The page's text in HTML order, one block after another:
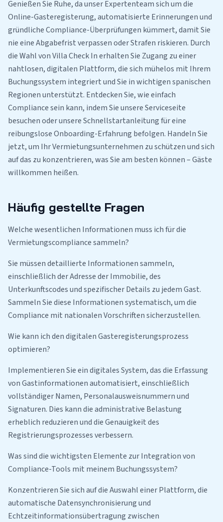
Genießen Sie Ruhe, da unser Expertenteam sich um die
Online-Gasteregisterung, automatisierte Erinnerungen und
gründliche Compliance-Überprüfungen kümmert, damit Sie
nie eine Abgabefrist verpassen oder Strafen riskieren. Durch
die Wahl von Villa Check In erhalten Sie Zugang zu einer
nahtlosen, digitalen Plattform, die sich mühelos mit Ihrem
Buchungssystem integriert und Sie in wichtigen spanischen
Regionen unterstützt. Entdecken Sie, wie einfach
Compliance sein kann, indem Sie unsere Serviceseite
besuchen oder unsere Schnellstartanleitung für eine
reibungslose Onboarding-Erfahrung befolgen. Handeln Sie
jetzt, um Ihr Vermietungsunternehmen zu schützen und sich
auf das zu konzentrieren, was Sie am besten können – Gäste
willkommen heißen.
Häufig gestellte Fragen
Welche wesentlichen Informationen muss ich für die
Vermietungscompliance sammeln?
Sie müssen detaillierte Informationen sammeln,
einschließlich der Adresse der Immobilie, des
Unterkunftscodes und spezifischer Details zu jedem Gast.
Sammeln Sie diese Informationen systematisch, um die
Compliance mit nationalen Vorschriften sicherzustellen.
Wie kann ich den digitalen Gasteregisterungsprozess
optimieren?
Implementieren Sie ein digitales System, das die Erfassung
von Gastinformationen automatisiert, einschließlich
vollständiger Namen, Personalausweisnummern und
Signaturen. Dies kann die administrative Belastung
erheblich reduzieren und die Genauigkeit des
Registrierungsprozesses verbessern.
Was sind die wichtigsten Elemente zur Integration von
Compliance-Tools mit meinem Buchungssystem?
Konzentrieren Sie sich auf die Auswahl einer Plattform, die
automatische Datensynchronisierung und
Echtzeitinformationsübertragung zwischen